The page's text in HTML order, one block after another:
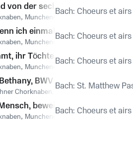
von der sechsten Stunde"
, Munchener Bach-Chor ,
Bach: Choeurs et
ich einmal soll scheiden"
, Munchener Bach-Chor ,
Bach: Choeurs et
ihr Töchter, helft mir klagen"
, Munchener Bach-Chor ,
Bach: Choeurs et
BWV 244: Chorus:
Chorknaben, Karl Richter, Fritz
Bach: St. Matthew
bewein dein Sünde gross"
, Munchener Bach-Chor ,
Bach: Choeurs et